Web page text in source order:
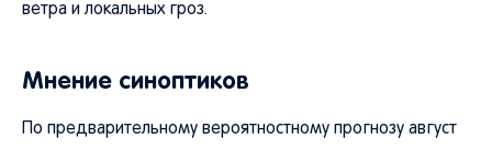
ветра и локальных гроз.
Мнение синоптиков
По предварительному вероятностному прогнозу август